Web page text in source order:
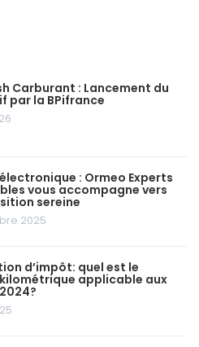
Carburant : Lancement du
par la BPifrance
: Ormeo Experts
vous accompagne vers
sereine
2025
d’impôt: quel est le
applicable aux